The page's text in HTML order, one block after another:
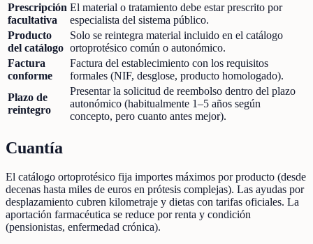
Prescripción
facultativa
El material o tratamiento debe estar prescrito por
especialista del sistema público.
Producto
del catálogo
Solo se reintegra material incluido en el catálogo
ortoprotésico común o autonómico.
Factura
conforme
Factura del establecimiento con los requisitos
formales (NIF, desglose, producto homologado).
Plazo de
reintegro
Presentar la solicitud de reembolso dentro del plazo
autonómico (habitualmente 1–5 años según
concepto, pero cuanto antes mejor).
Cuantía
El catálogo ortoprotésico fija importes máximos por producto (desde
decenas hasta miles de euros en prótesis complejas). Las ayudas por
desplazamiento cubren kilometraje y dietas con tarifas oficiales. La
aportación farmacéutica se reduce por renta y condición
(pensionistas, enfermedad crónica).